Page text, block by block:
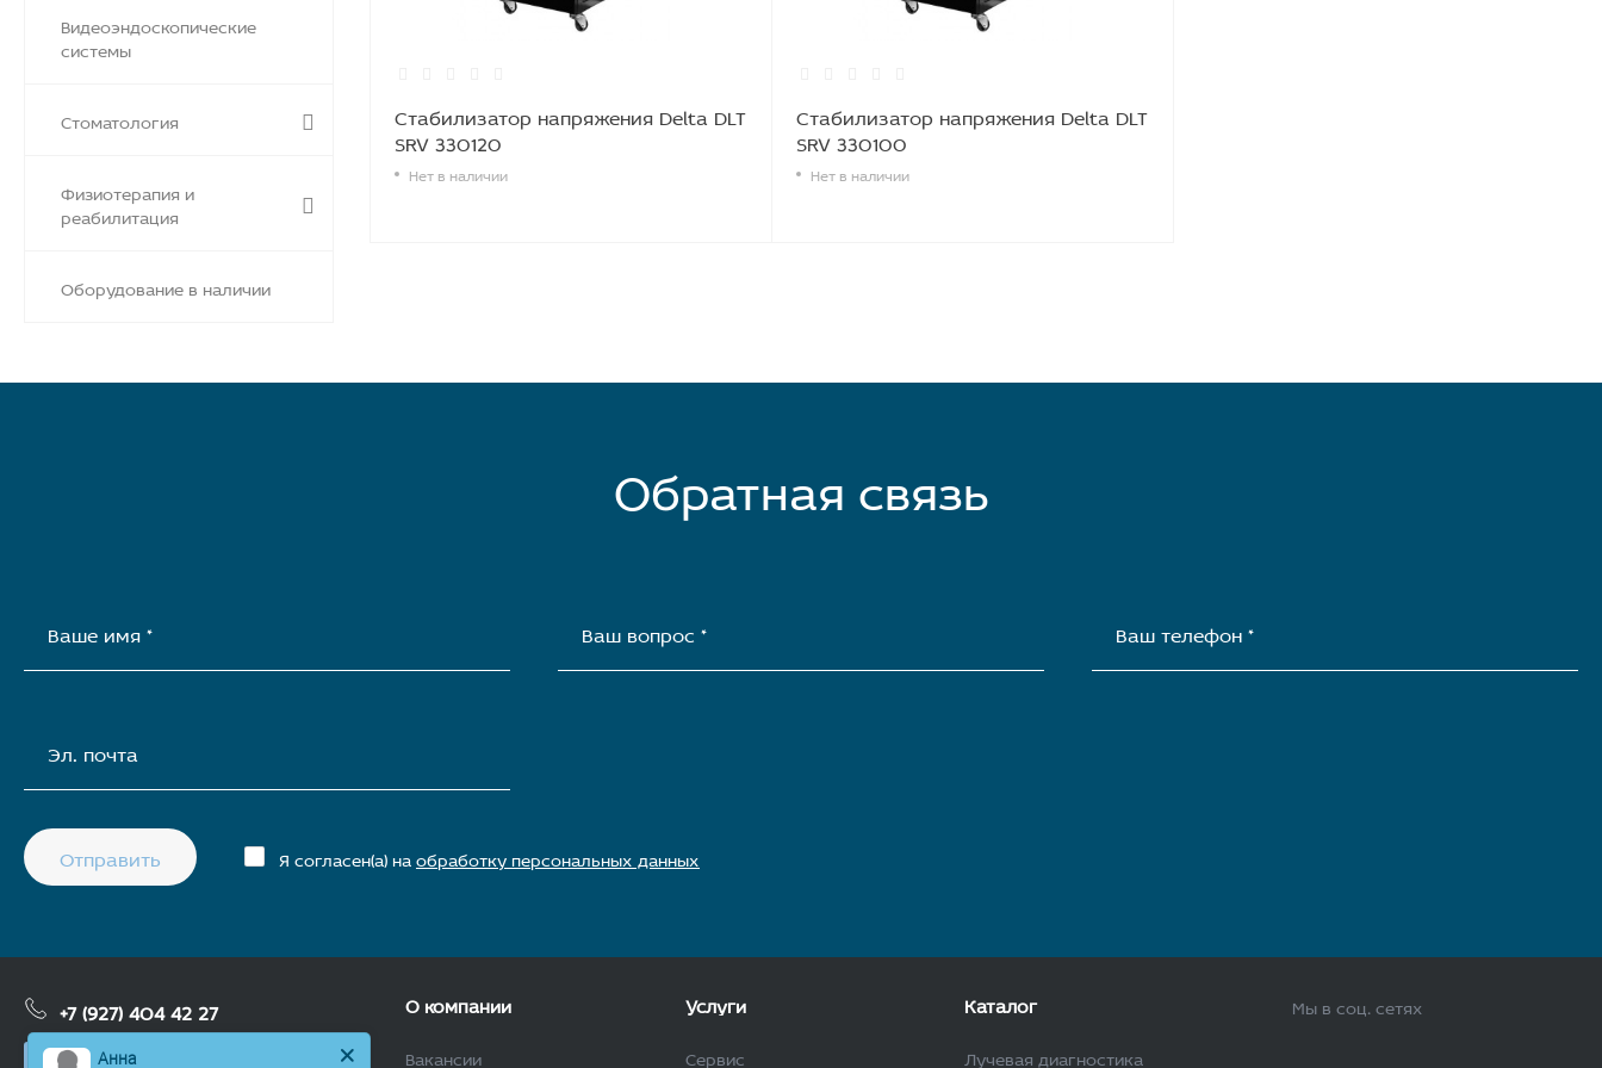
Видеоэндоскопические
системы
Стоматология
Физиотерапия и
реабилитация
Оборудование в наличии
Стабилизатор напряжения Delta DLT
SRV 330120
Нет в наличии
Стабилизатор напряжения Delta DLT
SRV 330100
Нет в наличии
Обратная связь
Ваше имя * Ваш вопрос * Ваш телефон *
Эл. почта
Отправить Я согласен(а) наобработку персональных данных
+7 (927) 404 42 27
О компании
Вакансии
Услуги
Сервис
Каталог
Лучевая диагностика
Мы в соц. сетях
Анна